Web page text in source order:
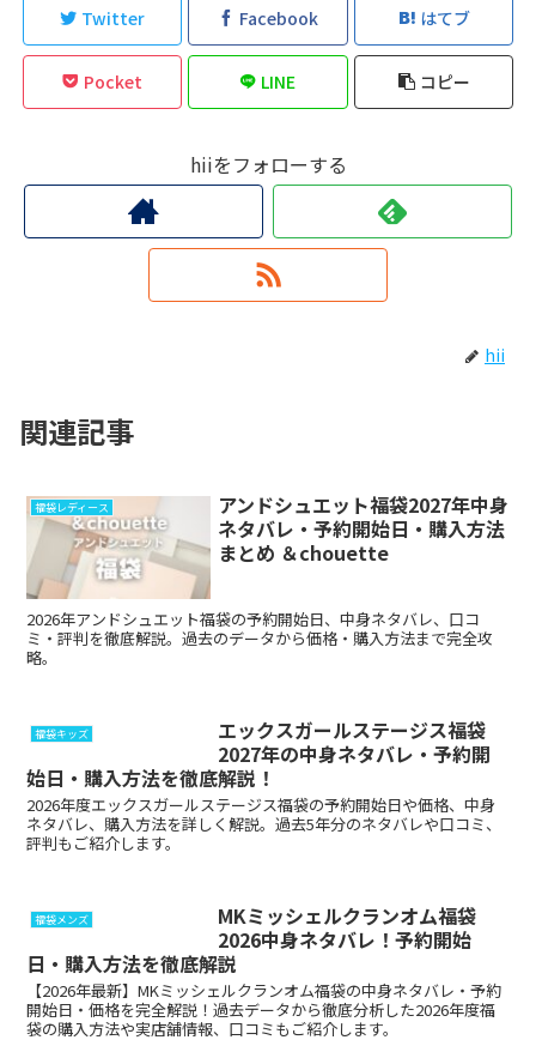
Twitter Facebook はてブ
Pocket LINE コピー
hiiをフォローする
hii
関連記事
福袋レディース
アンドシュエット福袋2027年中身
ネタバレ・予約開始日・購入方法
まとめ ＆chouette
2026年アンドシュエット福袋の予約開始日、中身ネタバレ、口コ
ミ・評判を徹底解説。過去のデータから価格・購入方法まで完全攻
略。
福袋キッズ
エックスガールステージス福袋
2027年の中身ネタバレ・予約開
始日・購入方法を徹底解説！
2026年度エックスガールステージス福袋の予約開始日や価格、中身
ネタバレ、購入方法を詳しく解説。過去5年分のネタバレや口コミ、
評判もご紹介します。
福袋メンズ
MKミッシェルクランオム福袋
2026中身ネタバレ！予約開始
日・購入方法を徹底解説
【2026年最新】MKミッシェルクランオム福袋の中身ネタバレ・予約
開始日・価格を完全解説！過去データから徹底分析した2026年度福
袋の購入方法や実店舗情報、口コミもご紹介します。